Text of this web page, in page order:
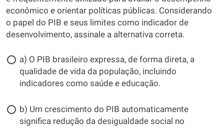
econômico e orientar políticas públicas. Considerando
o papel do PIB e seus limites como indicador de
desenvolvimento, assinale a alternativa correta.
a) O PIB brasileiro expressa, de forma direta, a
qualidade de vida da população, incluindo
indicadores como saúde e educação.
b) Um crescimento do PIB automaticamente
significa redução da desigualdade social no